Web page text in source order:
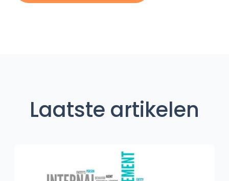
Laatste artikelen